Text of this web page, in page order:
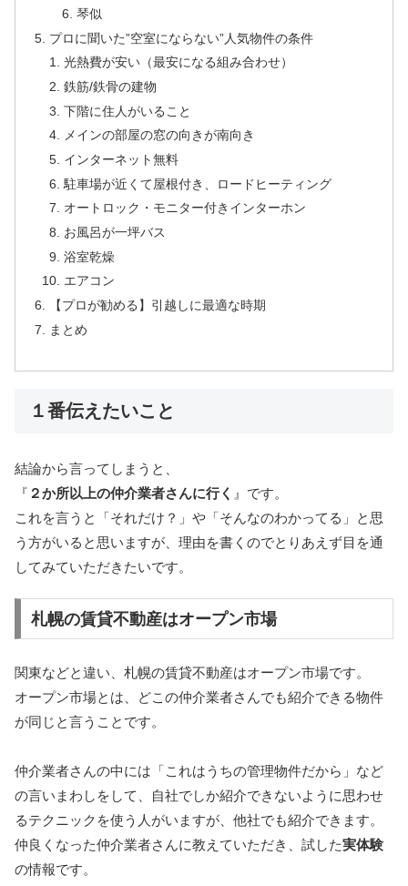
琴似
プロに聞いた”空室にならない”人気物件の条件
光熱費が安い（最安になる組み合わせ）
鉄筋/鉄骨の建物
下階に住人がいること
メインの部屋の窓の向きが南向き
インターネット無料
駐車場が近くて屋根付き、ロードヒーティング
オートロック・モニター付きインターホン
お風呂が一坪バス
浴室乾燥
エアコン
【プロが勧める】引越しに最適な時期
まとめ
１番伝えたいこと
結論から言ってしまうと、
『 ２か所以上の仲介業者さんに行く 』です。
これを言うと「それだけ？」や「そんなのわかってる」と思
う方がいると思いますが、理由を書くのでとりあえず目を通
してみていただきたいです。
札幌の賃貸不動産はオープン市場
関東などと違い、札幌の賃貸不動産はオープン市場です。
オープン市場とは、どこの仲介業者さんでも紹介できる物件
が同じと言うことです。
仲介業者さんの中には「これはうちの管理物件だから」など
の言いまわしをして、自社でしか紹介できないように思わせ
るテクニックを使う人がいますが、他社でも紹介できます。
仲良くなった仲介業者さんに教えていただき、試した実体験
の情報です。